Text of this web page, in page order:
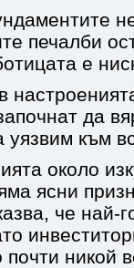
печалби
е
да
уязвим към
около
ясни
че най-
почти никой